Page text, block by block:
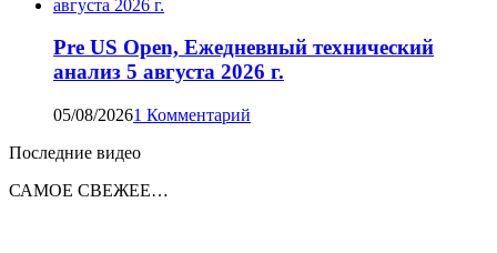
Pre US Open, Ежедневный технический
анализ 5 августа 2026 г.
05/08/20261 Комментарий
Последние видео
САМОЕ СВЕЖЕЕ…